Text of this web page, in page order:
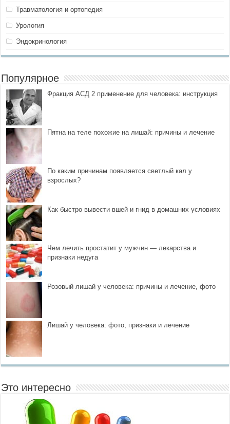
Травматология и ортопедия
Урология
Эндокринология
Популярное
Фракция АСД 2 применение для человека: инструкция
Пятна на теле похожие на лишай: причины и лечение
По каким причинам появляется светлый кал у
взрослых?
Как быстро вывести вшей и гнид в домашних условиях
Чем лечить простатит у мужчин — лекарства и
признаки недуга
Розовый лишай у человека: причины и лечение, фото
Лишай у человека: фото, признаки и лечение
Это интересно